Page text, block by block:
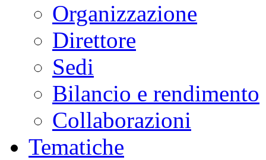
Organizzazione
Direttore
Sedi
Bilancio e rendimento
Collaborazioni
Tematiche